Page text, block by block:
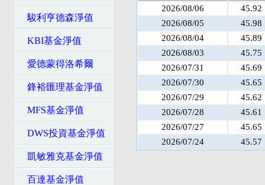
駿利亨德森淨值
KBI基金淨值
愛德蒙得洛希爾
鋒裕匯理基金淨值
MFS基金淨值
DWS投資基金淨值
凱敏雅克基金淨值
百達基金淨值
2026/08/06
45.92
2026/08/05
45.98
2026/08/04
45.89
2026/08/03
45.75
2026/07/31
45.69
2026/07/30
45.65
2026/07/29
45.62
2026/07/28
45.61
2026/07/27
45.65
2026/07/24
45.57